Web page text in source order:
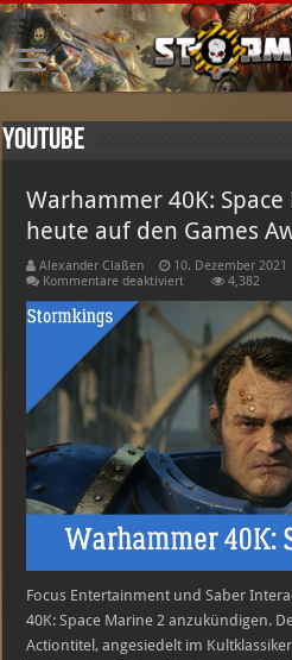
Youtube
Warhammer 40K:
heute auf den Games
Alexander Claßen 10. Dezember 2021
Kommentare deaktiviertfür
Space
Marine
2
Trailer
–
heute
den
Games
enthüllt
4,382
Focus Entertainment und Saber
40K: Space Marine 2 anzukündigen.
Actiontitel, angesiedelt im